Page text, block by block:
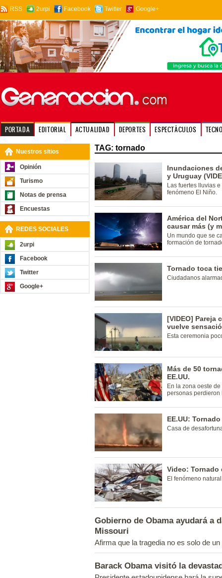
RSS 2urpi Facebook Twitter Google+
PORTADA EDITORIAL ACTUALIDAD DEPORTES ESPECTÁCULOS
Nuestros sitios
Opinión
Turismo
Notas de prensa
Encuestas
REDES SOCIALES
2urpi
Facebook
Twitter
Google+
TAG: tornado
Inundaciones
y Uruguay
Las fuertes lluvias
fenómeno El Niño.
América del
causar más (y
Un mundo que se
formación de
Tornado toca
Ciudadanos
[VIDEO] Pareja
vuelve
Esta ceremonia
Más de 50
EE.UU.
En la zona oeste
personas perdieron
EE.UU:
Casa de
Video: Tornado
El fenómeno
Gobierno de Obama ayudará a
Missouri
Afirma que la tragedia no es solo de
Barack Obama visitó la